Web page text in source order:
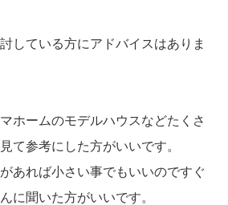
している方にアドバイスはありま
ホームのモデルハウスなどたくさ
て参考にした方がいいです。
あれば小さい事でもいいのですぐ
に聞いた方がいいです。